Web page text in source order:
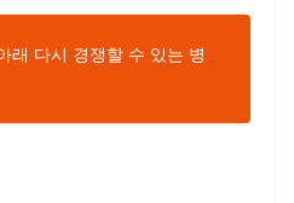
래 다시 경쟁할 수 있는 병